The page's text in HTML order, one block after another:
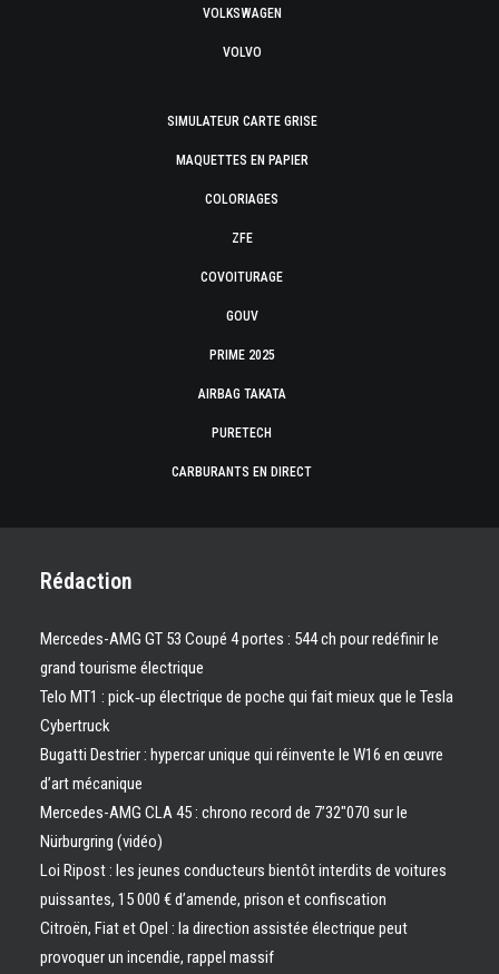
VOLKSWAGEN
VOLVO
SIMULATEUR CARTE GRISE
MAQUETTES EN PAPIER
COLORIAGES
ZFE
COVOITURAGE
GOUV
PRIME 2025
AIRBAG TAKATA
PURETECH
CARBURANTS EN DIRECT
Rédaction
Mercedes-AMG GT 53 Coupé 4 portes : 544 ch pour redéfinir le
grand tourisme électrique
Telo MT1 : pick‑up électrique de poche qui fait mieux que le Tesla
Cybertruck
Bugatti Destrier : hypercar unique qui réinvente le W16 en œuvre
d’art mécanique
Mercedes-AMG CLA 45 : chrono record de 7’32″070 sur le
Nürburgring (vidéo)
Loi Ripost : les jeunes conducteurs bientôt interdits de voitures
puissantes, 15 000 € d’amende, prison et confiscation
Citroën, Fiat et Opel : la direction assistée électrique peut
provoquer un incendie, rappel massif